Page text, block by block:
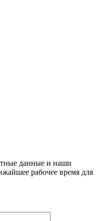
данные и наши
рабочее время для